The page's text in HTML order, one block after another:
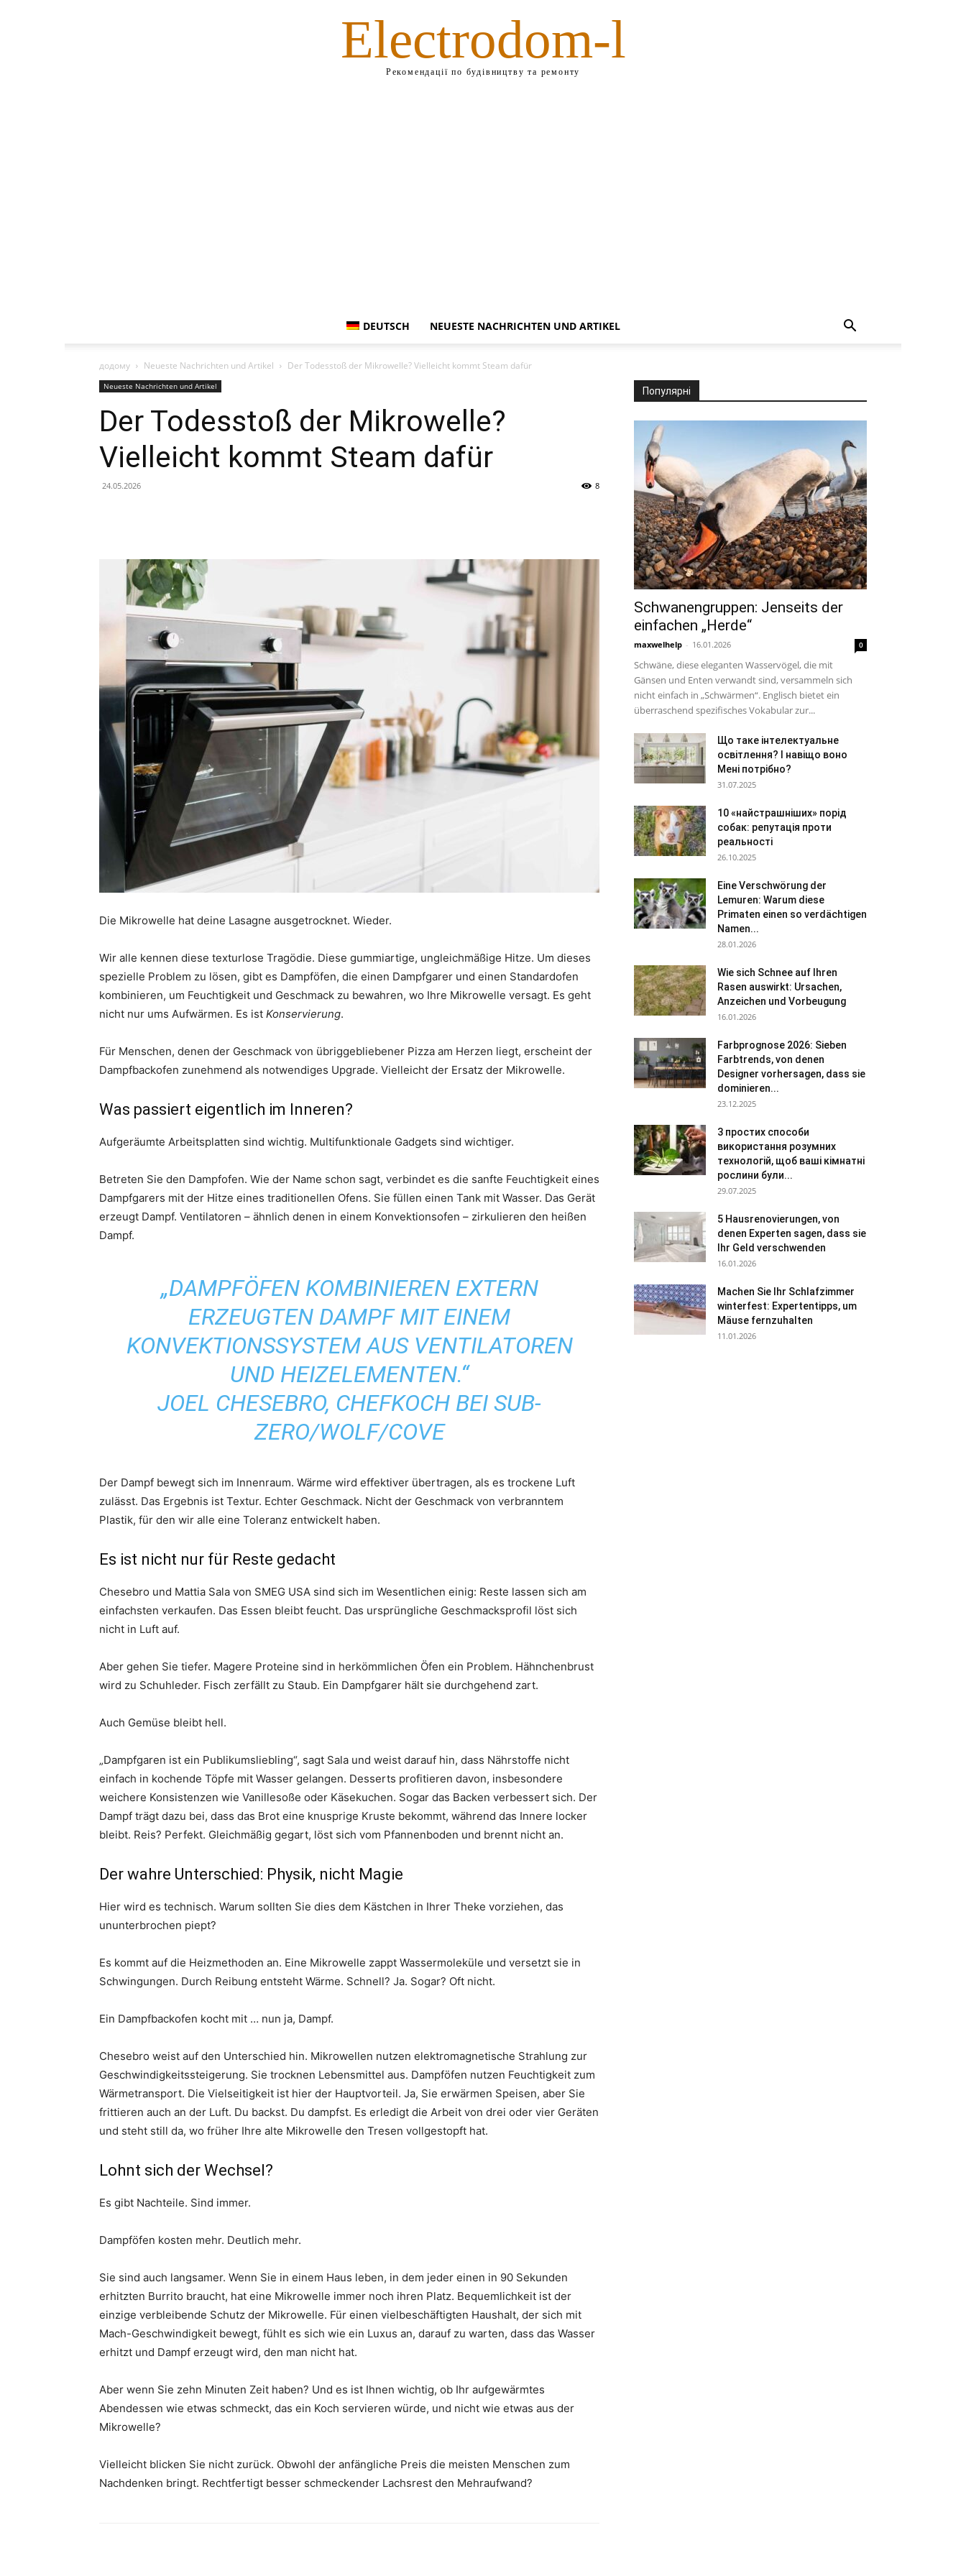
Electrodom-l
Рекомендації по будівництву та ремонту
DEUTSCH NEUESTE NACHRICHTEN UND ARTIKEL
додому Neueste Nachrichten und Artikel Der Todesstoß der Mikrowelle? Vielleicht kommt Steam dafür
Neueste Nachrichten und Artikel
Der Todesstoß der Mikrowelle?
Vielleicht kommt Steam dafür
24.05.2026 8
Die Mikrowelle hat deine Lasagne ausgetrocknet. Wieder.
Wir alle kennen diese texturlose Tragödie. Diese gummiartige, ungleichmäßige Hitze. Um dieses
spezielle Problem zu lösen, gibt es Dampföfen, die einen Dampfgarer und einen Standardofen
kombinieren, um Feuchtigkeit und Geschmack zu bewahren, wo Ihre Mikrowelle versagt. Es geht
nicht nur ums Aufwärmen. Es ist Konservierung.
Für Menschen, denen der Geschmack von übriggebliebener Pizza am Herzen liegt, erscheint der
Dampfbackofen zunehmend als notwendiges Upgrade. Vielleicht der Ersatz der Mikrowelle.
Was passiert eigentlich im Inneren?
Aufgeräumte Arbeitsplatten sind wichtig. Multifunktionale Gadgets sind wichtiger.
Betreten Sie den Dampfofen. Wie der Name schon sagt, verbindet es die sanfte Feuchtigkeit eines
Dampfgarers mit der Hitze eines traditionellen Ofens. Sie füllen einen Tank mit Wasser. Das Gerät
erzeugt Dampf. Ventilatoren – ähnlich denen in einem Konvektionsofen – zirkulieren den heißen
Dampf.
„DAMPFÖFEN KOMBINIEREN EXTERN
ERZEUGTEN DAMPF MIT EINEM
KONVEKTIONSSYSTEM AUS VENTILATOREN
UND HEIZELEMENTEN.“
JOEL CHESEBRO, CHEFKOCH BEI SUB-
ZERO/WOLF/COVE
Der Dampf bewegt sich im Innenraum. Wärme wird effektiver übertragen, als es trockene Luft
zulässt. Das Ergebnis ist Textur. Echter Geschmack. Nicht der Geschmack von verbranntem
Plastik, für den wir alle eine Toleranz entwickelt haben.
Es ist nicht nur für Reste gedacht
Chesebro und Mattia Sala von SMEG USA sind sich im Wesentlichen einig: Reste lassen sich am
einfachsten verkaufen. Das Essen bleibt feucht. Das ursprüngliche Geschmacksprofil löst sich
nicht in Luft auf.
Aber gehen Sie tiefer. Magere Proteine ​​sind in herkömmlichen Öfen ein Problem. Hähnchenbrust
wird zu Schuhleder. Fisch zerfällt zu Staub. Ein Dampfgarer hält sie durchgehend zart.
Auch Gemüse bleibt hell.
„Dampfgaren ist ein Publikumsliebling“, sagt Sala und weist darauf hin, dass Nährstoffe nicht
einfach in kochende Töpfe mit Wasser gelangen. Desserts profitieren davon, insbesondere
weichere Konsistenzen wie Vanillesoße oder Käsekuchen. Sogar das Backen verbessert sich. Der
Dampf trägt dazu bei, dass das Brot eine knusprige Kruste bekommt, während das Innere locker
bleibt. Reis? Perfekt. Gleichmäßig gegart, löst sich vom Pfannenboden und brennt nicht an.
Der wahre Unterschied: Physik, nicht Magie
Hier wird es technisch. Warum sollten Sie dies dem Kästchen in Ihrer Theke vorziehen, das
ununterbrochen piept?
Es kommt auf die Heizmethoden an. Eine Mikrowelle zappt Wassermoleküle und versetzt sie in
Schwingungen. Durch Reibung entsteht Wärme. Schnell? Ja. Sogar? Oft nicht.
Ein Dampfbackofen kocht mit … nun ja, Dampf.
Chesebro weist auf den Unterschied hin. Mikrowellen nutzen elektromagnetische Strahlung zur
Geschwindigkeitssteigerung. Sie trocknen Lebensmittel aus. Dampföfen nutzen Feuchtigkeit zum
Wärmetransport. Die Vielseitigkeit ist hier der Hauptvorteil. Ja, Sie erwärmen Speisen, aber Sie
frittieren auch an der Luft. Du backst. Du dampfst. Es erledigt die Arbeit von drei oder vier Geräten
und steht still da, wo früher Ihre alte Mikrowelle den Tresen vollgestopft hat.
Lohnt sich der Wechsel?
Es gibt Nachteile. Sind immer.
Dampföfen kosten mehr. Deutlich mehr.
Sie sind auch langsamer. Wenn Sie in einem Haus leben, in dem jeder einen in 90 Sekunden
erhitzten Burrito braucht, hat eine Mikrowelle immer noch ihren Platz. Bequemlichkeit ist der
einzige verbleibende Schutz der Mikrowelle. Für einen vielbeschäftigten Haushalt, der sich mit
Mach-Geschwindigkeit bewegt, fühlt es sich wie ein Luxus an, darauf zu warten, dass das Wasser
erhitzt und Dampf erzeugt wird, den man nicht hat.
Aber wenn Sie zehn Minuten Zeit haben? Und es ist Ihnen wichtig, ob Ihr aufgewärmtes
Abendessen wie etwas schmeckt, das ein Koch servieren würde, und nicht wie etwas aus der
Mikrowelle?
Vielleicht blicken Sie nicht zurück. Obwohl der anfängliche Preis die meisten Menschen zum
Nachdenken bringt. Rechtfertigt besser schmeckender Lachsrest den Mehraufwand?
Популярні
Schwanengruppen: Jenseits der
einfachen „Herde“
maxwelhelp - 16.01.2026 0
Schwäne, diese eleganten Wasservögel, die mit
Gänsen und Enten verwandt sind, versammeln sich
nicht einfach in „Schwärmen“. Englisch bietet ein
überraschend spezifisches Vokabular zur...
Що таке інтелектуальне
освітлення? І навіщо воно
Мені потрібно?
31.07.2025
10 «найстрашніших» порід
собак: репутація проти
реальності
26.10.2025
Eine Verschwörung der
Lemuren: Warum diese
Primaten einen so verdächtigen
Namen...
28.01.2026
Wie sich Schnee auf Ihren
Rasen auswirkt: Ursachen,
Anzeichen und Vorbeugung
16.01.2026
Farbprognose 2026: Sieben
Farbtrends, von denen
Designer vorhersagen, dass sie
dominieren...
23.12.2025
3 простих способи
використання розумних
технологій, щоб ваші кімнатні
рослини були...
29.07.2025
5 Hausrenovierungen, von
denen Experten sagen, dass sie
Ihr Geld verschwenden
16.01.2026
Machen Sie Ihr Schlafzimmer
winterfest: Expertentipps, um
Mäuse fernzuhalten
11.01.2026